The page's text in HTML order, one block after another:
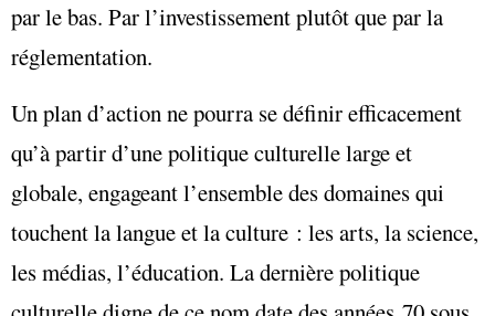
par le bas. Par l’investissement plutôt que par la
réglementation.
Un plan d’action ne pourra se définir efficacement
qu’à partir d’une politique culturelle large et
globale, engageant l’ensemble des domaines qui
touchent la langue et la culture : les arts, la science,
les médias, l’éducation. La dernière politique